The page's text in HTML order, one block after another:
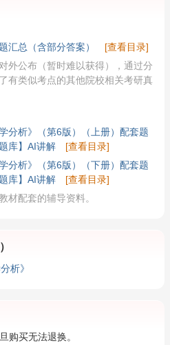
汇总（含部分答案）
[查看目录]
外公布（暂时难以获得），通过分
有类似考点的其他院校相关考研真
分析》（第6版）（上册）配套题
库】AI讲解
[查看目录]
分析》（第6版）（下册）配套题
库】AI讲解
[查看目录]
材配套的辅导资料。
析》
购买无法退换。